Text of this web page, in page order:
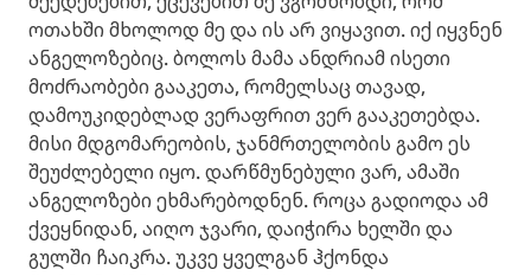
ოთახში მხოლოდ მე და ის არ ვიყავით. იქ იყვნენ
ანგელოზებიც. ბოლოს მამა ანდრიამ ისეთი
მოძრაობები გააკეთა, რომელსაც თავად,
დამოუკიდებლად ვერაფრით ვერ გააკეთებდა.
მისი მდგომარეობის, ჯანმრთელობის გამო ეს
შეუძლებელი იყო. დარწმუნებული ვარ, ამაში
ანგელოზები ეხმარებოდნენ. როცა გადიოდა ამ
ქვეყნიდან, აიღო ჯვარი, დაიჭირა ხელში და
გულში ჩაიკრა. უკვე ყველგან ჰქონდა